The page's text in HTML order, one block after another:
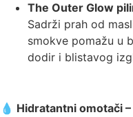
The Outer Glow
Sadrži prah od
smokve pomažu u
dodir i blistavog
💧 Hidratantni omotači